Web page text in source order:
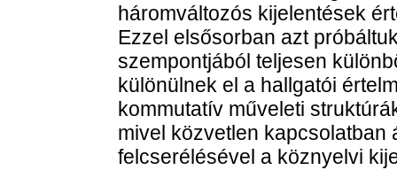
háromváltozós kijelentések
Ezzel elsősorban azt
szempontjából teljesen
különülnek el a hallgatói
kommutatív műveleti
mivel közvetlen kapcsolatban
felcserélésével a köznyelvi